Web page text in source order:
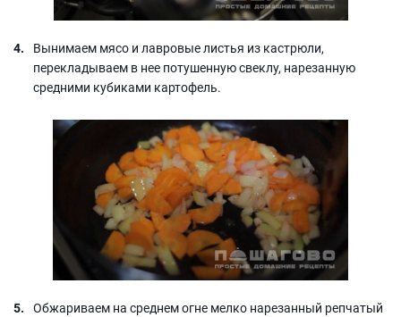
Вынимаем мясо и лавровые листья из кастрюли,
перекладываем в нее потушенную свеклу, нарезанную
средними кубиками картофель.
Обжариваем на среднем огне мелко нарезанный репчатый